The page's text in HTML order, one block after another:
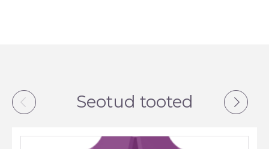
Seotud tooted